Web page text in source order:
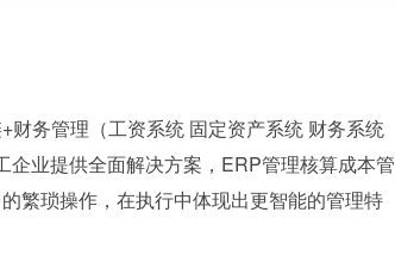
务管理（工资系统 固定资产系统 财务系统
业提供全面解决方案，ERP管理核算成本管
繁琐操作，在执行中体现出更智能的管理特